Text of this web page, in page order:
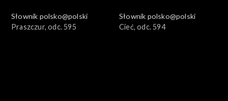
Słownik polsko@polski
Praszczur, odc. 595
Słownik polsko@polski
Cieć, odc. 594